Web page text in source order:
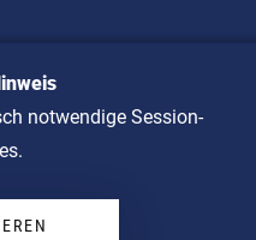
notwendige Session-